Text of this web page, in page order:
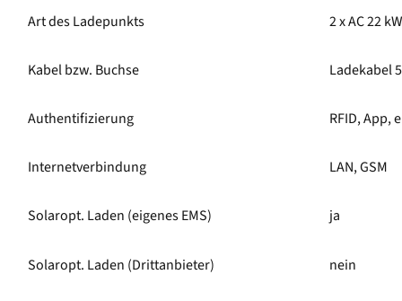
Art des Ladepunkts 2 x AC 22 kW
Kabel bzw. Buchse Ladekabel
Authentifizierung RFID, App,
Internetverbindung LAN, GSM
Solaropt. Laden (eigenes EMS) ja
Solaropt. Laden (Drittanbieter) nein